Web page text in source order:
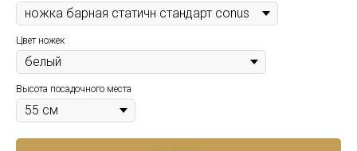
Цвет ножек
Высота посадочного места